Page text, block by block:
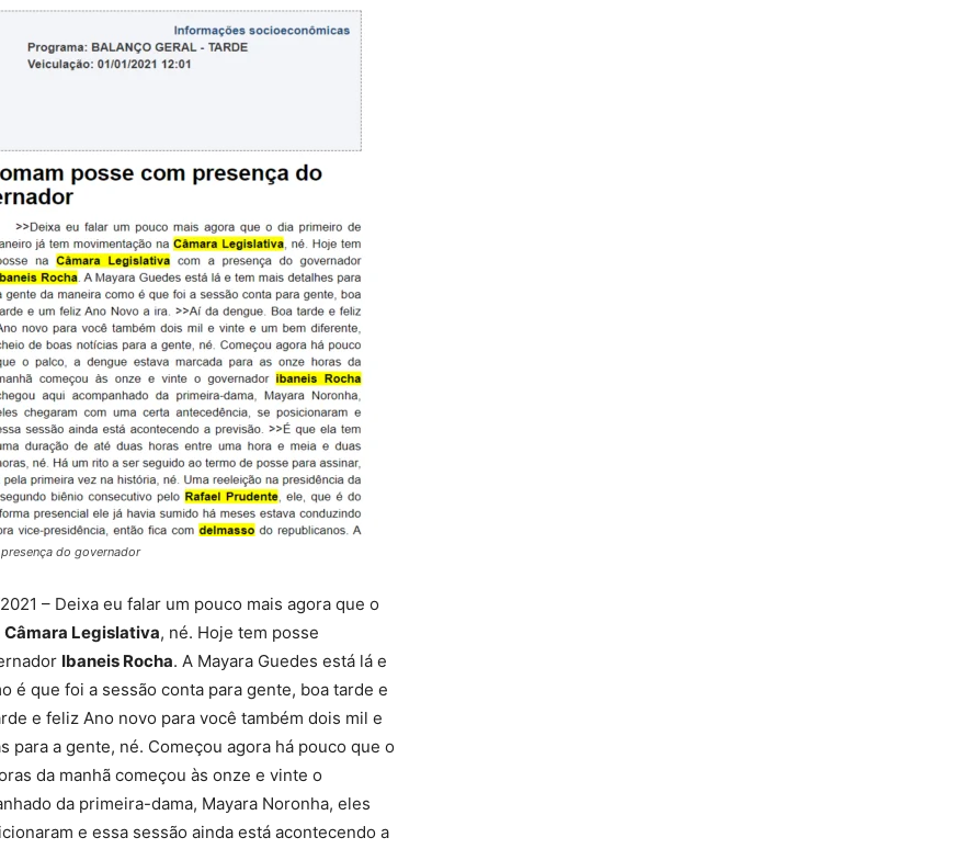
do governador
– Deixa eu falar um pouco mais agora que o
Câmara Legislativa, né. Hoje tem posse
Ibaneis Rocha. A Mayara Guedes está lá e
é que foi a sessão conta para gente, boa tarde e
e feliz Ano novo para você também dois mil e
a gente, né. Começou agora há pouco que o
da manhã começou às onze e vinte o
da primeira-dama, Mayara Noronha, eles
e essa sessão ainda está acontecendo a